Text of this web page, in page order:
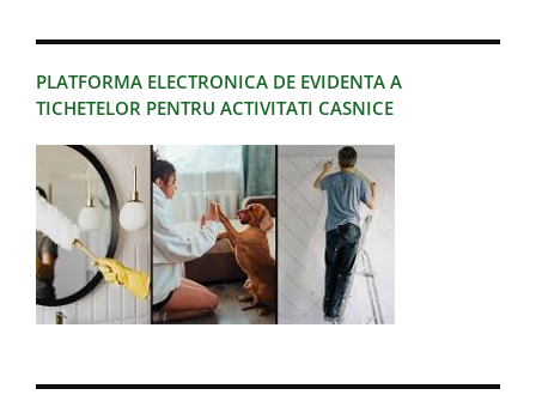
PLATFORMA ELECTRONICA DE EVIDENTA A
TICHETELOR PENTRU ACTIVITATI CASNICE